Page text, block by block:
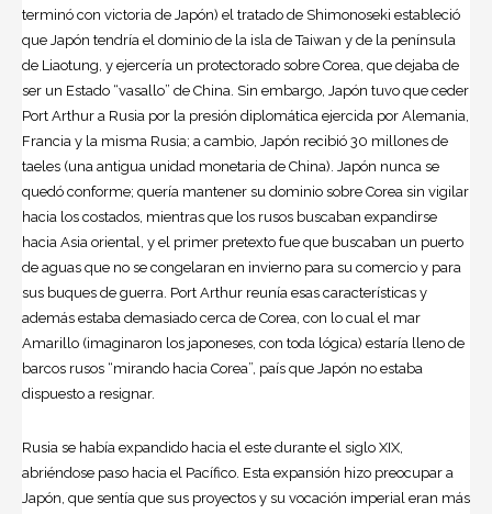
terminó con victoria de Japón) el tratado de Shimonoseki estableció
que Japón tendría el dominio de la isla de Taiwan y de la península
de Liaotung, y ejercería un protectorado sobre Corea, que dejaba de
ser un Estado “vasallo” de China. Sin embargo, Japón tuvo que ceder
Port Arthur a Rusia por la presión diplomática ejercida por Alemania,
Francia y la misma Rusia; a cambio, Japón recibió 30 millones de
taeles (una antigua unidad monetaria de China). Japón nunca se
quedó conforme; quería mantener su dominio sobre Corea sin vigilar
hacia los costados, mientras que los rusos buscaban expandirse
hacia Asia oriental, y el primer pretexto fue que buscaban un puerto
de aguas que no se congelaran en invierno para su comercio y para
sus buques de guerra. Port Arthur reunía esas características y
además estaba demasiado cerca de Corea, con lo cual el mar
Amarillo (imaginaron los japoneses, con toda lógica) estaría lleno de
barcos rusos “mirando hacia Corea”, país que Japón no estaba
dispuesto a resignar.
Rusia se había expandido hacia el este durante el siglo XIX,
abriéndose paso hacia el Pacífico. Esta expansión hizo preocupar a
Japón, que sentía que sus proyectos y su vocación imperial eran más